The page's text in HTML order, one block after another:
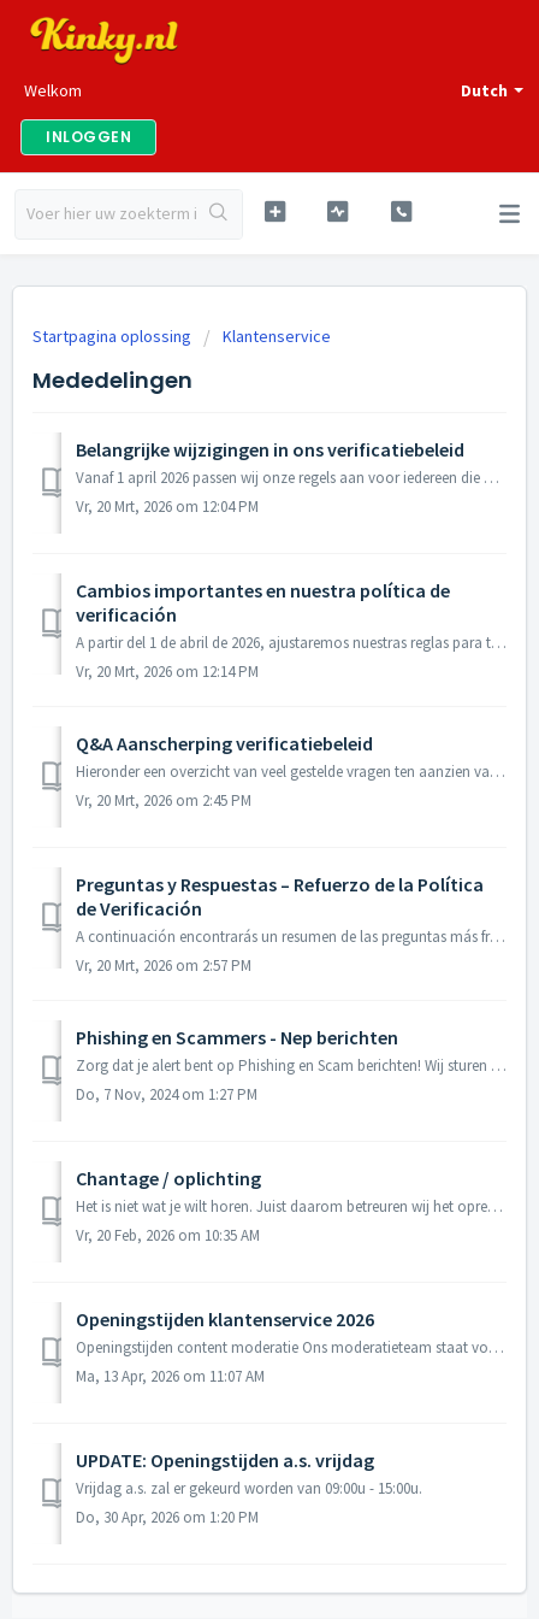
Dutch
Welkom
INLOGGEN
Startpagina oplossing Klantenservice
Mededelingen
Belangrijke wijzigingen in ons verificatiebeleid
Vanaf 1 april 2026 passen wij onze regels aan voor iedereen die adverteert op ons platform. Naar aanleiding van ontwikkelingen in de markt en in overleg m...
Vr, 20 Mrt, 2026 om 12:04 PM
Cambios importantes en nuestra política de
verificación
A partir del 1 de abril de 2026, ajustaremos nuestras reglas para todas las personas que anuncian en nuestra plataforma. Como resultado de los cambios en...
Vr, 20 Mrt, 2026 om 12:14 PM
Q&A Aanscherping verificatiebeleid
Hieronder een overzicht van veel gestelde vragen ten aanzien van ons aangepast verificatiebeleid. Waarom voeren jullie deze controles in? Naar aanleid...
Vr, 20 Mrt, 2026 om 2:45 PM
Preguntas y Respuestas – Refuerzo de la Política
de Verificación
A continuación encontrarás un resumen de las preguntas más frecuentes sobre nuestra política de verificación actualizada. ¿Por qué están implementando ...
Vr, 20 Mrt, 2026 om 2:57 PM
Phishing en Scammers - Nep berichten
Zorg dat je alert bent op Phishing en Scam berichten! Wij sturen jou alleen meldingen via “Mijn Kinky” en naar het bij ons bekende email adres. Elk...
Do, 7 Nov, 2024 om 1:27 PM
Chantage / oplichting
Het is niet wat je wilt horen. Juist daarom betreuren wij het oprecht, maar oplichting komt voor. Ook onze Kinky Klantenservice krijgt wel eens een telefoon...
Vr, 20 Feb, 2026 om 10:35 AM
Openingstijden klantenservice 2026
Openingstijden content moderatie Ons moderatieteam staat voor je klaar van maandag t/m vrijdag van 09:00u tot 17:00u. Openingstijden telefonische suppo...
Ma, 13 Apr, 2026 om 11:07 AM
UPDATE: Openingstijden a.s. vrijdag
Vrijdag a.s. zal er gekeurd worden van 09:00u - 15:00u.
Do, 30 Apr, 2026 om 1:20 PM